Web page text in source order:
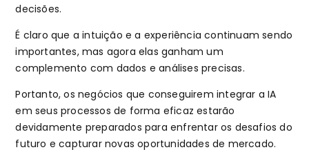
decisões.
É claro que a intuição e a experiência continuam sendo
importantes, mas agora elas ganham um
complemento com dados e análises precisas.
Portanto, os negócios que conseguirem integrar a IA
em seus processos de forma eficaz estarão
devidamente preparados para enfrentar os desafios do
futuro e capturar novas oportunidades de mercado.